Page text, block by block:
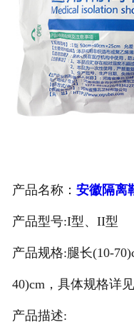
产品名称： 安徽隔离
产品型号:I型、II型
产品规格:腿长(10-
40)cm，具体规格详见
产品描述: